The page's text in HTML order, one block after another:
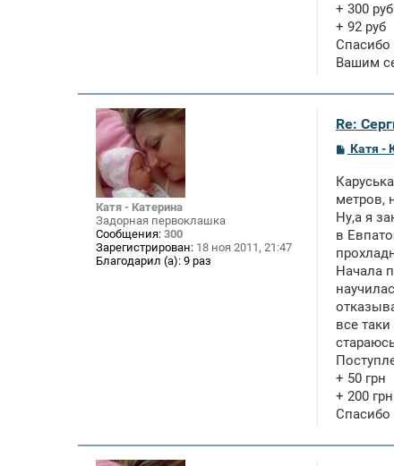
+ 300 руб
+ 92 руб
Вашим
Катя - Катерина
Задорная первоклашка
Сообщения: 300
Зарегистрирован: 18 ноя 2011, 21:47
Благодарил (а): 9 раз
Re:
С
б
щ
н
и
Катя -
метров,
Ну,а я
в
Начала
все
+ 50 грн
+ 200 грн
Спасибо